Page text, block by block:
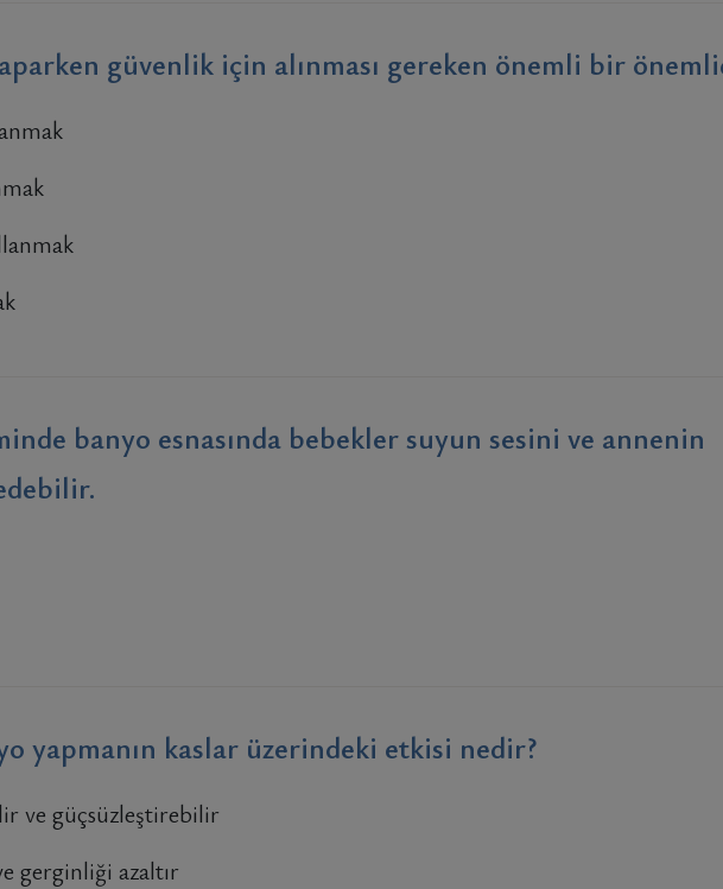
güvenlik için alınması gereken önemli bir
banyo esnasında bebekler suyun sesini ve annenin
yapmanın kaslar üzerindeki etkisi nedir?
ve güçsüzleştirebilir
gerginliği azaltır